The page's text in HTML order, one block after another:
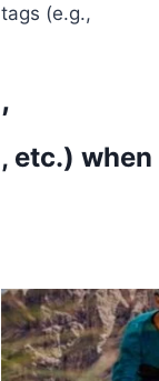
tags (e.g.,
,
, etc.)